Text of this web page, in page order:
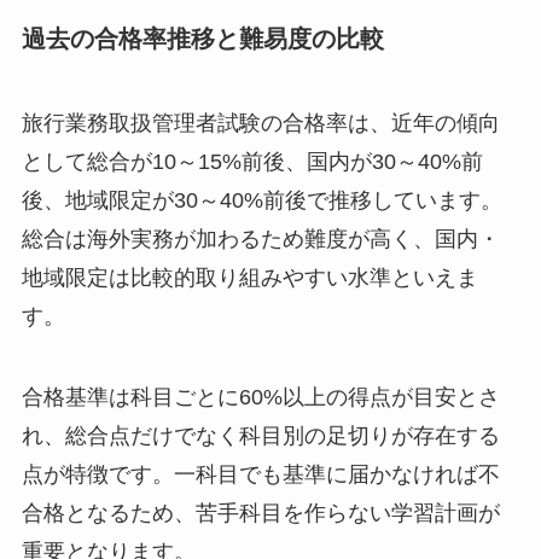
過去の合格率推移と難易度の比較
旅行業務取扱管理者試験の合格率は、近年の傾向
として総合が10～15%前後、国内が30～40%前
後、地域限定が30～40%前後で推移しています。
総合は海外実務が加わるため難度が高く、国内・
地域限定は比較的取り組みやすい水準といえま
す。
合格基準は科目ごとに60%以上の得点が目安とさ
れ、総合点だけでなく科目別の足切りが存在する
点が特徴です。一科目でも基準に届かなければ不
合格となるため、苦手科目を作らない学習計画が
重要となります。